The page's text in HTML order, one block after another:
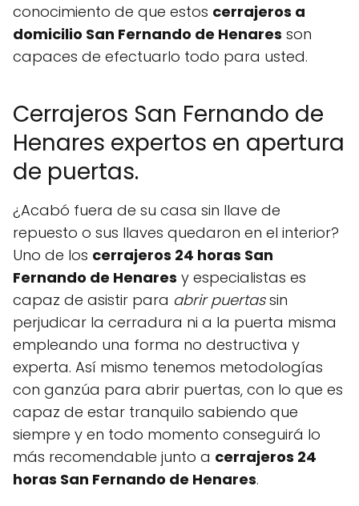
conocimiento de que estos cerrajeros a
domicilio San Fernando de Henares son
capaces de efectuarlo todo para usted.
Cerrajeros San Fernando de
Henares expertos en apertura
de puertas.
¿Acabó fuera de su casa sin llave de
repuesto o sus llaves quedaron en el interior?
Uno de los cerrajeros 24 horas San
Fernando de Henares y especialistas es
capaz de asistir para abrir puertassin
perjudicar la cerradura ni a la puerta misma
empleando una forma no destructiva y
experta. Así mismo tenemos metodologías
con ganzúa para abrir puertas, con lo que es
capaz de estar tranquilo sabiendo que
siempre y en todo momento conseguirá lo
más recomendable junto a cerrajeros 24
horas San Fernando de Henares.